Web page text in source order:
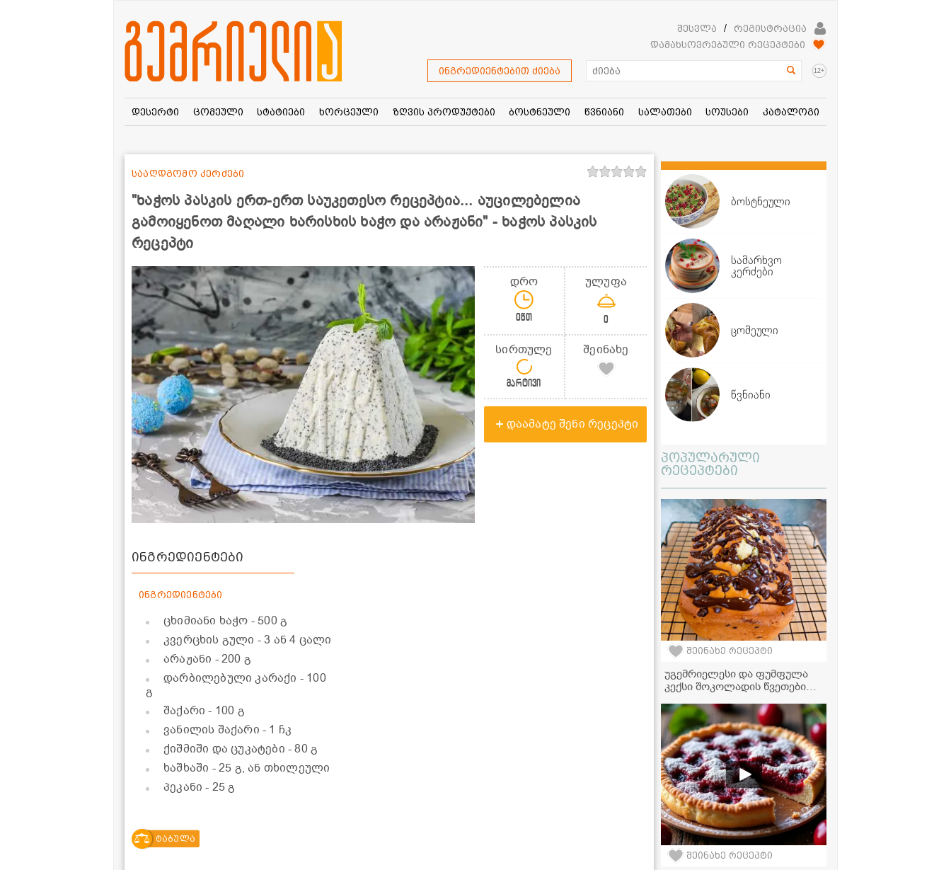
შესვლა /
რეგისტრაცია
დამახსოვრებული რეცეპტები
ინგრედიენტებით ძიება 12+
დესერტი ცომეული სტატიები ხორცეული ზღვის პროდუქტები ბოსტნეული წვნიანი სალათები სოუსები კატალოგი
"ხაჭოს პასკის ერთ-ერთ საუკეთესო რეცეპტია... აუცილებელია
გამოიყენოთ მაღალი ხარისხის ხაჭო და არაჟანი" - ხაჭოს პასკის
რეცეპტი
სააღდგომო კერძები
დრო
0წთ
ულუფა
0
სირთულე
მარტივი
შეინახე
დაამატე შენი რეცეპტი
ინგრედიენტები
ინგრედიენტები
ცხიმიანი ხაჭო - 500 გ
კვერცხის გული - 3 ან 4 ცალი
არაჟანი - 200 გ
დარბილებული კარაქი - 100
გ
შაქარი- 100 გ
ვანილის შაქარი - 1 ჩკ
ქიშმიში და ცუკატები - 80 გ
ხაშხაში - 25 გ, ან თხილეული
პეკანი- 25 გ
ტაბულა
ბოსტნეული
სამარხვო
კერძები
ცომეული
წვნიანი
პოპულარული
რეცეპტები
შეინახე რეცეპტი
უგემრიელესი და ფუმფულა
კექსი შოკოლადის წვეთებით -
თან ძალიან რბილია!
შეინახე რეცეპტი